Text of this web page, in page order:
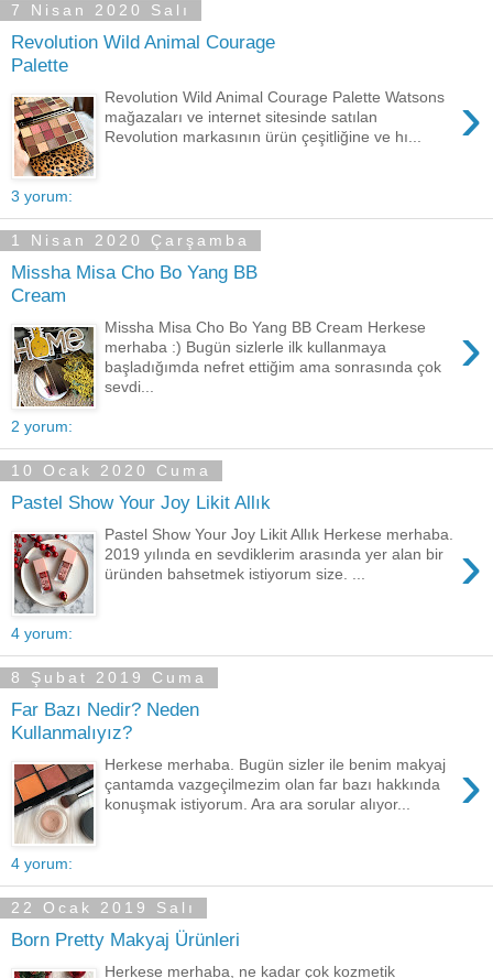
7 Nisan 2020 Salı
Revolution Wild Animal Courage
Palette
›
Revolution Wild Animal Courage Palette Watsons
mağazaları ve internet sitesinde satılan
Revolution markasının ürün çeşitliğine ve hı...
3 yorum:
1 Nisan 2020 Çarşamba
Missha Misa Cho Bo Yang BB
Cream
›
Missha Misa Cho Bo Yang BB Cream Herkese
merhaba :) Bugün sizlerle ilk kullanmaya
başladığımda nefret ettiğim ama sonrasında çok
sevdi...
2 yorum:
10 Ocak 2020 Cuma
Pastel Show Your Joy Likit Allık
›
Pastel Show Your Joy Likit Allık Herkese merhaba.
2019 yılında en sevdiklerim arasında yer alan bir
üründen bahsetmek istiyorum size. ...
4 yorum:
8 Şubat 2019 Cuma
Far Bazı Nedir? Neden
Kullanmalıyız?
›
Herkese merhaba. Bugün sizler ile benim makyaj
çantamda vazgeçilmezim olan far bazı hakkında
konuşmak istiyorum. Ara ara sorular alıyor...
4 yorum:
22 Ocak 2019 Salı
Born Pretty Makyaj Ürünleri
Herkese merhaba, ne kadar çok kozmetik